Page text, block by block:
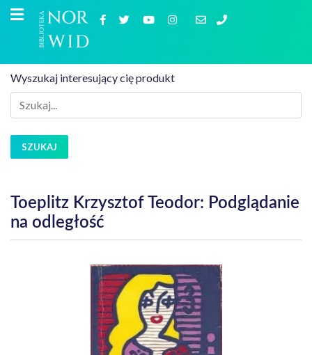
Wyszukaj interesujący cię produkt
SZUKAJ
Toeplitz Krzysztof Teodor: Podglądanie
na odległość